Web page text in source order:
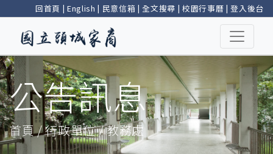
回首頁 | English | 民意信箱 |全文搜尋 | 校園行事曆 |登入後台
公告訊息
首頁 / 行政單位 / 教務處